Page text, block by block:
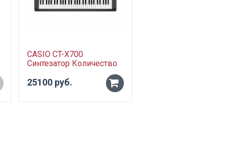
CASIO CT-X700
Синтезатор Количество
Максимальная
полифония: 48 Звуковой
25100 руб. -